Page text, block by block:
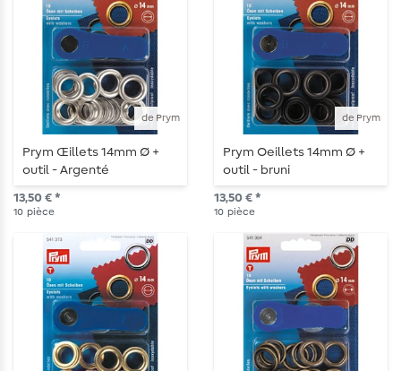
de Prym
Prym Œillets 14mm Ø +
outil - Argenté
13,50 € *
10 pièce
de Prym
Prym Oeillets 14mm Ø +
outil - bruni
13,50 € *
10 pièce